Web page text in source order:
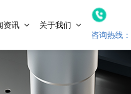
资讯
关于我们
咨询热线：